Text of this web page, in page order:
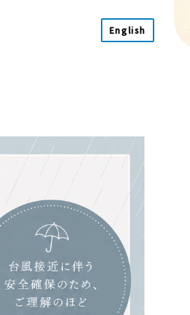
English